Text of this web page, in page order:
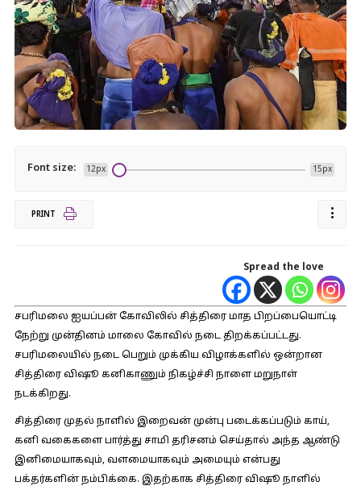
Font size: 12px 15px
PRINT
Spread the love
சபரிமலை ஐயப்பன் கோவிலில் சித்திரை மாத பிறப்பையொட்டி
நேற்று முன்தினம் மாலை கோவில் நடை திறக்கப்பட்டது.
சபரிமலையில் நடை பெறும் முக்கிய விழாக்களில் ஒன்றான
சித்திரை விஷூ கனிகாணும் நிகழ்ச்சி நாளை மறுநாள்
நடக்கிறது.
சித்திரை முதல் நாளில் இறைவன் முன்பு படைக்கப்படும் காய்,
கனி வகைகளை பார்த்து சாமி தரிசனம் செய்தால் அந்த ஆண்டு
இனிமையாகவும், வளமையாகவும் அமையும் என்பது
பக்தர்களின் நம்பிக்கை. இதற்காக சித்திரை விஷூ நாளில்